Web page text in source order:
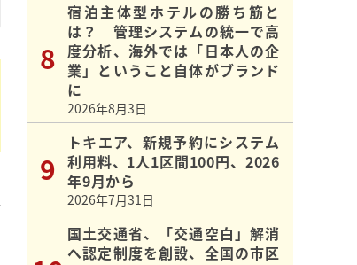
宿泊主体型ホテルの勝ち筋と
は？ 管理システムの統一で高
度分析、海外では「日本人の企
業」ということ自体がブランド
に
2026年8月3日
トキエア、新規予約にシステム
利用料、1人1区間100円、2026
年9月から
2026年7月31日
国土交通省、「交通空白」解消
へ認定制度を創設、全国の市区